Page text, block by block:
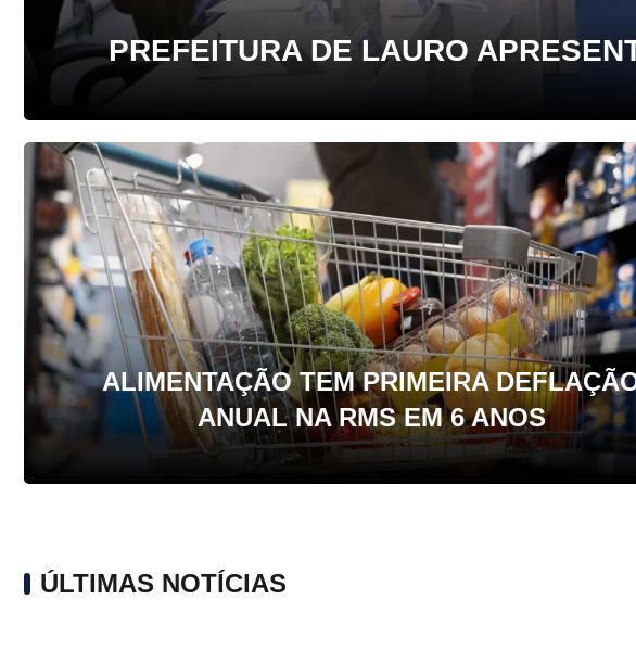
PREFEITURA DE LAURO
ALIMENTAÇÃO TEM PRIMEIRA
ANUAL NA RMS EM 6 ANOS
ÚLTIMAS NOTÍCIAS